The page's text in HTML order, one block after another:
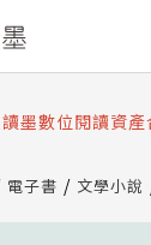
讀墨系統
墨數位閱讀資
讀墨書櫃開通常
電子書 文學小說